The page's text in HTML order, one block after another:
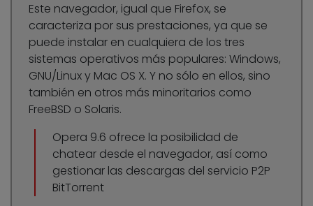
Este navegador, igual que Firefox, se
caracteriza por sus prestaciones, ya que se
puede instalar en cualquiera de los tres
sistemas operativos más populares: Windows,
GNU/Linux y Mac OS X. Y no sólo en ellos, sino
también en otros más minoritarios como
FreeBSD o Solaris.
Opera 9.6 ofrece la posibilidad de
chatear desde el navegador, así como
gestionar las descargas del servicio P2P
BitTorrent